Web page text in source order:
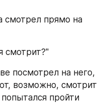
смотрел прямо на
смотрит?"
посмотрел на него,
возможно, смотрит
пройти